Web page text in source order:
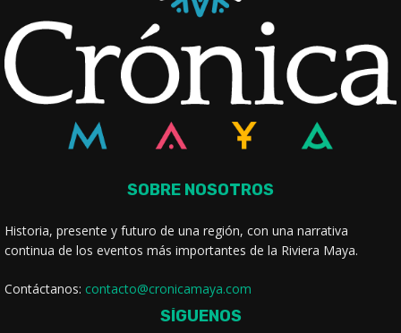
SOBRE NOSOTROS
Historia, presente y futuro de una región, con una narrativa
continua de los eventos más importantes de la Riviera Maya.
Contáctanos: contacto@cronicamaya.com
SÍGUENOS